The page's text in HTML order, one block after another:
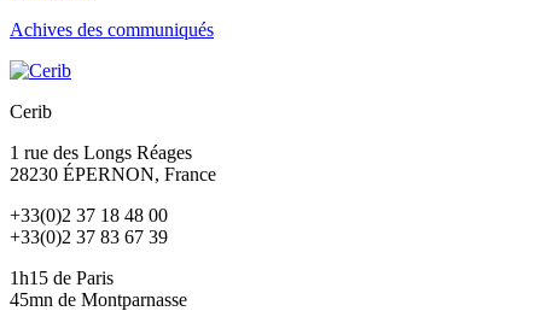
Achives des communiqués
Cerib
1 rue des Longs Réages
28230 ÉPERNON, France
+33(0)2 37 18 48 00
+33(0)2 37 83 67 39
1h15 de Paris
45mn de Montparnasse